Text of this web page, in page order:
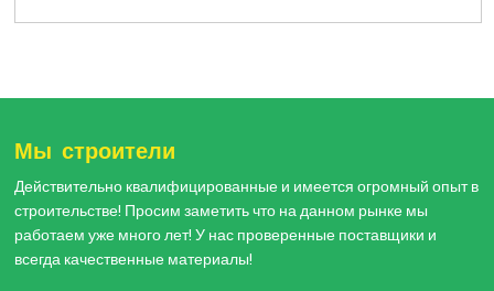
Мы строители
Действительно квалифицированные и имеется огромный опыт в
строительстве! Просим заметить что на данном рынке мы
работаем уже много лет! У нас проверенные поставщики и
всегда качественные материалы!